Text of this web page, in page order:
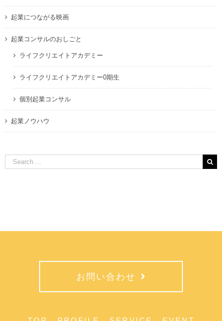
起業につながる映画
起業コンサルのおしごと
ライフクリエイトアカデミー
ライフクリエイトアカデミー0期生
個別起業コンサル
起業ノウハウ
Search
for:
お問い合わせ